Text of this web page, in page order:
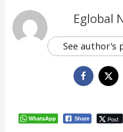
Eglobal
See author's
WhatsApp Share Post